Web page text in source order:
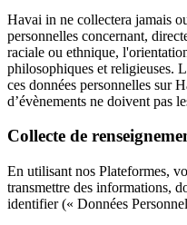
Havai in ne collectera jamais
personnelles concernant,
raciale ou ethnique,
philosophiques et religieuses.
ces données personnelles sur
d’évènements ne doivent pas
Collecte de
En utilisant nos Plateformes,
transmettre des informations,
identifier (« Données